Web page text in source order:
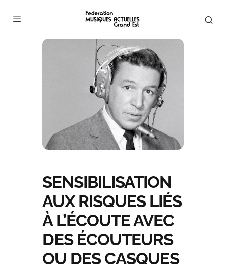
SENSIBILISATION
AUX RISQUES LIÉS
À L’ÉCOUTE AVEC
DES ÉCOUTEURS
OU DES CASQUES